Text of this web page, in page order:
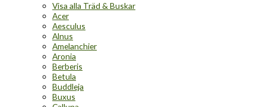
Visa alla Träd & Buskar
Acer
Aesculus
Alnus
Amelanchier
Aronia
Berberis
Betula
Buddleja
Buxus